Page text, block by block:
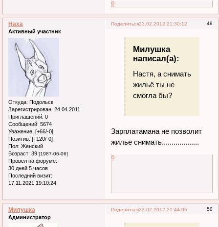
0
Поделиться 49
23.02.2012 21:30:12
Наха
Активный участник
Откуда: Подольск
Зарегистрирован: 24.04.2011
Приглашений: 0
Сообщений: 5674
Уважение: [+66/-0]
Позитив: [+120/-0]
Пол: Женский
Возраст: 39 [1987-06-06]
Провел на форуме:
30 дней 5 часов
Последний визит:
17.11.2021 19:10:24
Милушка
написал(а):
Настя, а снимать
жильё ты не
смогла бы?
Зарплатамана не позволит
жилье снимать...................
0
Поделиться 50
23.02.2012 21:44:06
Милушка
Администратор